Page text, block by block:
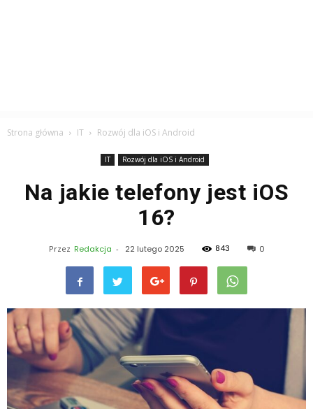
Strona główna IT Rozwój dla iOS i Android
IT Rozwój dla iOS i Android
Na jakie telefony jest iOS
16?
Przez Redakcja - 22 lutego 2025 843 0